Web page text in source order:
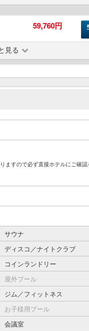
59,760円
見る
ますので必ず直接ホテルにご確
サウナ
ディスコ／ナイトクラブ
コインランドリー
屋外プール
ジム／フィットネス
お子様用プール
会議室